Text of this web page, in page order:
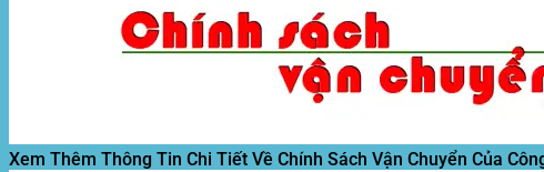
Tuyển Dụng Hòa Phát Đạt
Liên hệ Hòa Phát Đạt
Xem Thêm Thông Tin Chi Tiết Về Chính Sách Vận Chuyển Của